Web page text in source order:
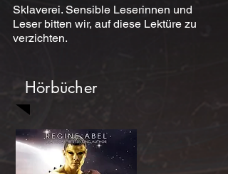
Sklaverei. Sensible Leserinnen und
Leser bitten wir, auf diese Lektüre zu
verzichten.
Hörbücher